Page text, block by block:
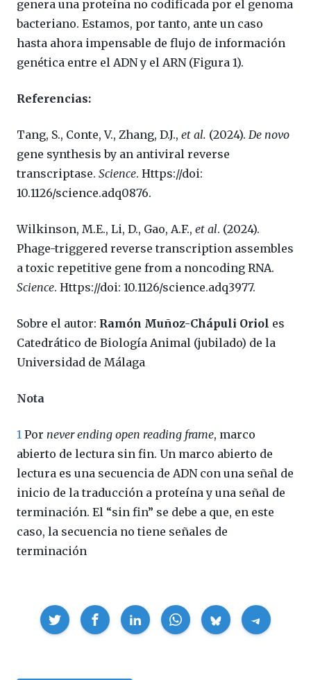
genera una proteína no codificada por el genoma
bacteriano. Estamos, por tanto, ante un caso
hasta ahora impensable de flujo de información
genética entre el ADN y el ARN (Figura 1).
Referencias:
Tang, S., Conte, V., Zhang, D.J., et al. (2024). De novo
gene synthesis by an antiviral reverse
transcriptase. Science. Https://doi:
10.1126/science.adq0876.
Wilkinson, M.E., Li, D., Gao, A.F., et al. (2024).
Phage-triggered reverse transcription assembles
a toxic repetitive gene from a noncoding RNA.
Science. Https://doi: 10.1126/science.adq3977.
Sobre el autor: Ramón Muñoz-Chápuli Oriol es
Catedrático de Biología Animal (jubilado) de la
Universidad de Málaga
Nota
1 Por never ending open reading frame, marco
abierto de lectura sin fin. Un marco abierto de
lectura es una secuencia de ADN con una señal de
inicio de la traducción a proteína y una señal de
terminación. El “sin fin” se debe a que, en este
caso, la secuencia no tiene señales de
terminación
Compartir